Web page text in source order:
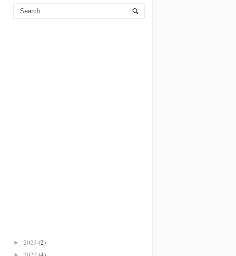
► 2023 (2)